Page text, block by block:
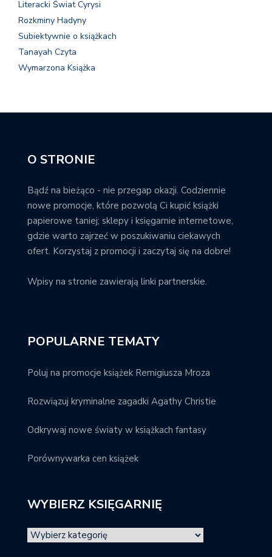
Literacki Świat Cyrysi
Rozkminy Hadyny
Subiektywnie o książkach
Tanayah Czyta
Wymarzona Książka
O STRONIE
Bądź na bieżąco - nie przegap okazji. Codziennie
nowe promocje, które pozwolą Ci kupić książki
papierowe taniej; sklepy i księgarnie internetowe,
gdzie warto zajrzeć w poszukiwaniu ciekawych
ofert. Korzystaj z promocji i zaczytaj się na dobre!
Wpisy na stronie zawierają linki partnerskie.
POPULARNE TEMATY
Poluj na promocje książek Remigiusza Mroza
Rozwiązuj kryminalne zagadki Agathy Christie
Odkrywaj nowe światy w książkach fantasy
Porównywarka cen książek
WYBIERZ KSIĘGARNIĘ